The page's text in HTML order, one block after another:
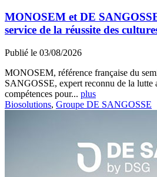
MONOSEM et DE
service de la réussite des
Publié le 03/08/2026
MONOSEM, référence française du
SANGOSSE, expert reconnu de la lutte
compétences pour... plus
Biosolutions, Groupe DE SANGOSSE